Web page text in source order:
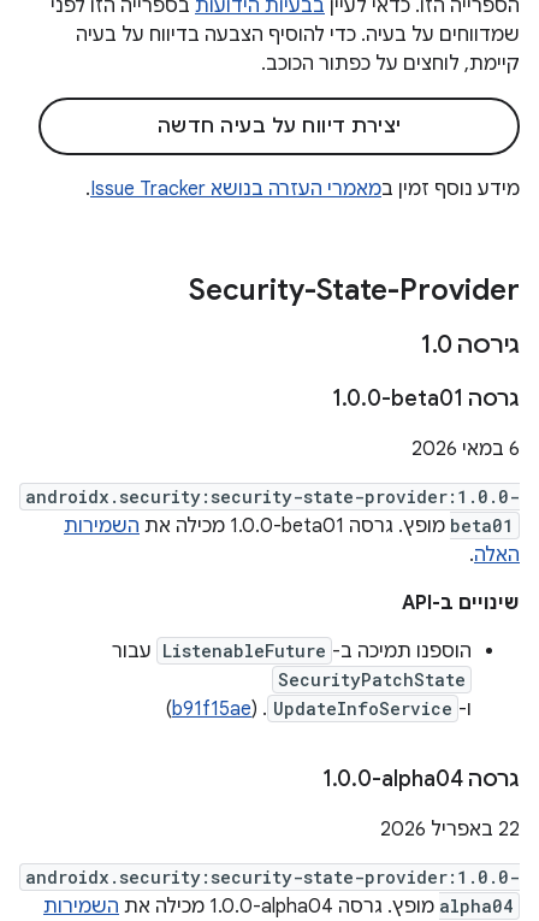
הספרייה הזו. כדאי לעיין בבעיות הידועות בספרייה הזו לפני
שמדווחים על בעיה. כדי להוסיף הצבעה בדיווח על בעיה
קיימת, לוחצים על כפתור הכוכב.
יצירת דיווח על בעיה חדשה
מידע נוסף זמין במאמרי העזרה בנושא Issue Tracker .
Security-State-Provider
גירסה 1 .0
גרסה ‎1 .0.0-beta01
‫6 במאי 2026
androidx.security:security-state-provider:1.0.0-
beta01 מופץ. גרסה ‎1.0.0-beta01 מכילה את
השמירות
האלה.
שינויים ב-API
הוספנו תמיכה ב- ListenableFuture עבור
SecurityPatchState
ו- UpdateInfoService
. (
b91f15ae
)
גרסה ‎1 .0.0-alpha04
‫22 באפריל 2026
androidx.security:security-state-provider:1.0.0-
alpha04 מופץ. גרסה ‎1.0.0-alpha04 מכילה את
השמירות